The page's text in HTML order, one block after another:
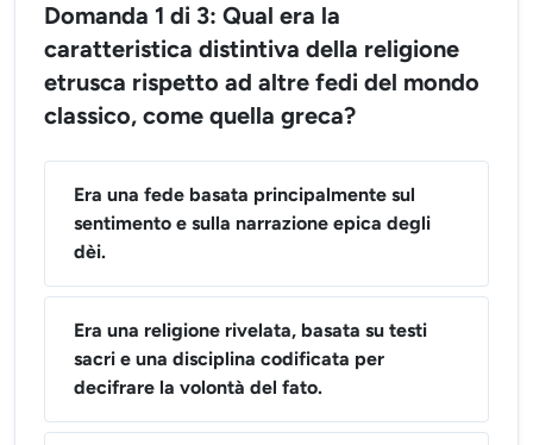
Domanda 1 di 3: Qual era la
caratteristica distintiva della religione
etrusca rispetto ad altre fedi del mondo
classico, come quella greca?
Era una fede basata principalmente sul
sentimento e sulla narrazione epica degli
dèi.
Era una religione rivelata, basata su testi
sacri e una disciplina codificata per
decifrare la volontà del fato.